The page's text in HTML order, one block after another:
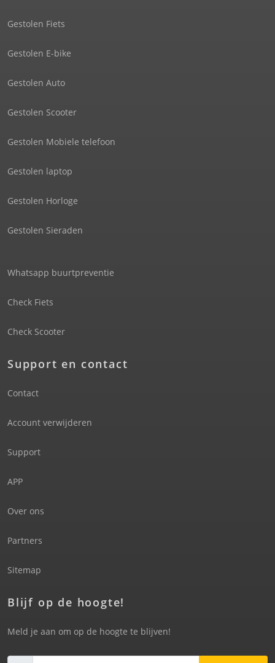
Gestolen Fiets
Gestolen E-bike
Gestolen Auto
Gestolen Scooter
Gestolen Mobiele telefoon
Gestolen laptop
Gestolen Horloge
Gestolen Sieraden
Whatsapp buurtpreventie
Check Fiets
Check Scooter
Support en contact
Contact
Account verwijderen
Support
APP
Over ons
Partners
Sitemap
Blijf op de hoogte!
Meld je aan om op de hoogte te blijven!